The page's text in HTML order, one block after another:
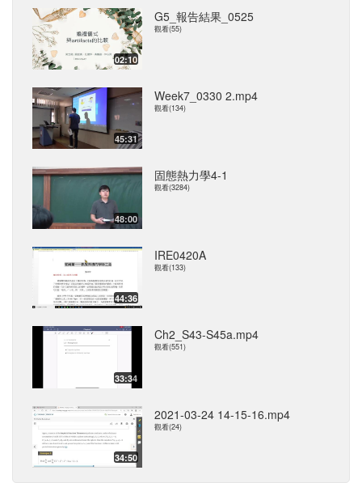
02:10
G5_報告結果_0525
觀看(55)
45:31
Week7_0330 2.mp4
觀看(134)
48:00
固態熱力學4-1
觀看(3284)
44:36
IRE0420A
觀看(133)
33:34
Ch2_S43-S45a.mp4
觀看(551)
34:50
2021-03-24 14-15-16.mp4
觀看(24)